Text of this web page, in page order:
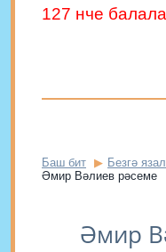
127 нче
Баш бит Безгә
Әмир Вәлиев рәсеме
Әмир